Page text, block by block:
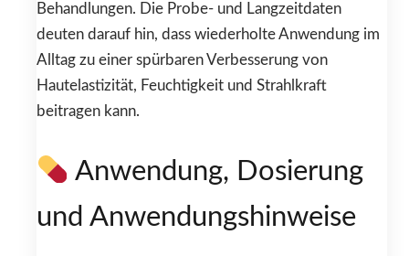
Behandlungen. Die Probe- und Langzeitdaten
deuten darauf hin, dass wiederholte Anwendung im
Alltag zu einer spürbaren Verbesserung von
Hautelastizität, Feuchtigkeit und Strahlkraft
beitragen kann.
Anwendung, Dosierung
und Anwendungshinweise